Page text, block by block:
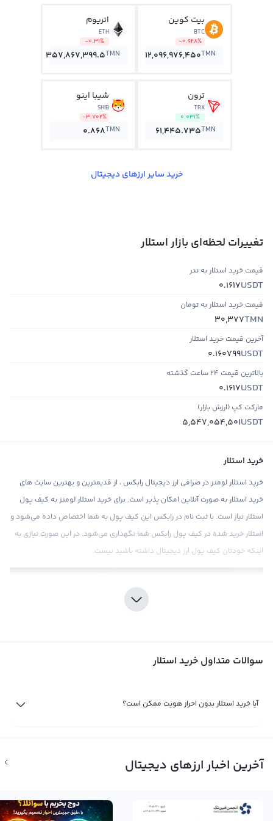
بیت کوین
BTC
-0.628%
12,096,976,450TMN
اتریوم
ETH
-0.31%
357,867,399.5TMN
ترون
TRX
0.031%
61,445.735TMN
شیبا اینو
SHIB
-3.702%
0.868TMN
خرید سایر ارزهای دیجیتال
تغییرات لحظه‌ای بازار استلار
قیمت خرید استلار به تتر
USDT
0.1617
قیمت خرید استلار به تومان
TMN
30,377
آخرین قیمت خرید استلار
USDT
0.160799
بالاترین قیمت ۲۴ ساعت گذشته
USDT
0.1617
مارکت کپ (ارزش بازار)
USDT
5,547,054,501
خرید استلار
خرید استلار لومنز در صرافی ارز دیجیتال رابکس ، از قدیمترین و بهترین سایت های
خرید استلار به صورت آنلاین امکان پذیر است. برای خرید استلار لومنز به کیف پول
استلار نیاز است. با ثبت نام در رابکس این کیف پول به شما اختصاص داده می‌شود و
استلار خرید شده در کیف پول رابکس شما نگهداری می‌شود. در این صورت نیازی به
اینکه خودتان کیف پول ارز دیجیتال داشته باشید نیست.
امکان پذیر است. شما می‌توانید از طریق صرافیی ارز دیجیتال رابکس برای خرید استلار
نزدیک‌ترین قیمت به صرافی‌های بین‌المللی انجام می‌شود.
سوالات متداول خرید استلار
آیا خرید استلار بدون احراز هویت ممکن است؟
آخرین اخبار ارزهای دیجیتال